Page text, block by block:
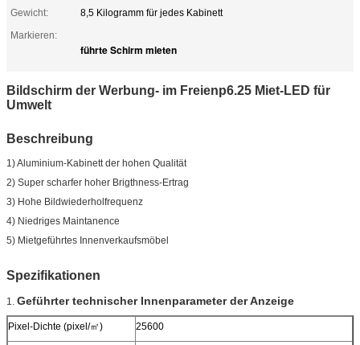
Gewicht:
8,5 Kilogramm für jedes Kabinett
Markieren:
führte Schirm mieten
Bildschirm der Werbung- im Freienp6.25 Miet-LED für
Umwelt
Beschreibung
1) Aluminium-Kabinett der hohen Qualität
2) Super scharfer hoher Brigthness-Ertrag
3) Hohe Bildwiederholfrequenz
4) Niedriges Maintanence
5) Mietgeführtes Innenverkaufsmöbel
Spezifikationen
1. Geführter technischer Innenparameter der Anzeige
Pixel-Dichte (pixel/㎡) 25600